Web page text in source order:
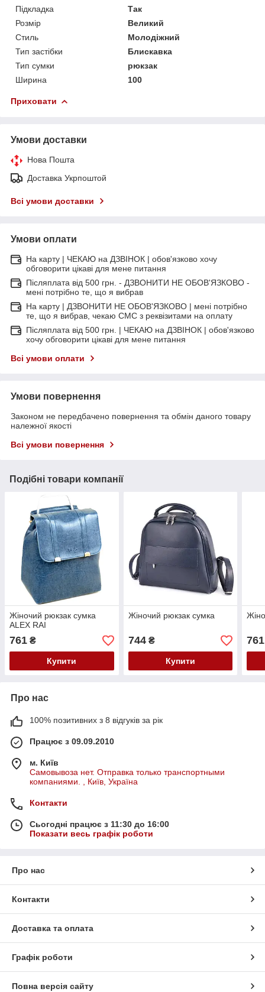
Підкладка
Так
Розмір
Великий
Стиль
Молодіжний
Тип застібки
Блискавка
Тип сумки
рюкзак
Ширина
100
Приховати
Умови доставки
Нова Пошта
Доставка Укрпоштой
Всі умови доставки
Умови оплати
На карту | ЧЕКАЮ на ДЗВІНОК | обов'язково хочу
обговорити цікаві для мене питання
Післяплата від 500 грн. - ДЗВОНИТИ НЕ ОБОВ'ЯЗКОВО -
мені потрібно те, що я вибрав
На карту | ДЗВОНИТИ НЕ ОБОВ'ЯЗКОВО | мені потрібно
те, що я вибрав, чекаю СМС з реквізитами на оплату
Післяплата від 500 грн. | ЧЕКАЮ на ДЗВІНОК | обов'язково
хочу обговорити цікаві для мене питання
Всі умови оплати
Умови повернення
Законом не передбачено повернення та обмін даного товару
належної якості
Всі умови повернення
Подібні товари компанії
Жіночий рюкзак сумка
ALEX RAI
761 ₴
Купити
Жіночий рюкзак сумка
744₴
Купити
761
Про нас
100% позитивних з 8 відгуків за рік
Працює з 09.09.2010
м. Київ
Самовывоза нет. Отправка только транспортными
компаниями. , Київ, Україна
Контакти
Сьогодні працює з 11:30 до 16:00
Показати весь графік роботи
Про нас
Контакти
Доставка та оплата
Графік роботи
Повна версія сайту